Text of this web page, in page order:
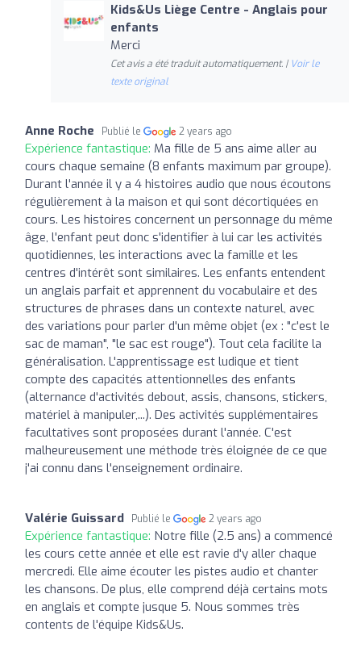
Kids&Us Liège Centre - Anglais pour
enfants
Merci
Cet avis a été traduit automatiquement. | Voir le
texte original
Anne Roche Publié le 2 years ago
Expérience fantastique: Ma fille de 5 ans aime aller au
cours chaque semaine (8 enfants maximum par groupe).
Durant l'année il y a 4 histoires audio que nous écoutons
régulièrement à la maison et qui sont décortiquées en
cours. Les histoires concernent un personnage du même
âge, l'enfant peut donc s'identifier à lui car les activités
quotidiennes, les interactions avec la famille et les
centres d'intérêt sont similaires. Les enfants entendent
un anglais parfait et apprennent du vocabulaire et des
structures de phrases dans un contexte naturel, avec
des variations pour parler d'un même objet (ex : "c'est le
sac de maman", "le sac est rouge"). Tout cela facilite la
généralisation. L'apprentissage est ludique et tient
compte des capacités attentionnelles des enfants
(alternance d'activités debout, assis, chansons, stickers,
matériel à manipuler,...). Des activités supplémentaires
facultatives sont proposées durant l'année. C'est
malheureusement une méthode très éloignée de ce que
j'ai connu dans l'enseignement ordinaire.
Valérie Guissard Publié le 2 years ago
Expérience fantastique: Notre fille (2.5 ans) a commencé
les cours cette année et elle est ravie d'y aller chaque
mercredi. Elle aime écouter les pistes audio et chanter
les chansons. De plus, elle comprend déjà certains mots
en anglais et compte jusque 5. Nous sommes très
contents de l'équipe Kids&Us.